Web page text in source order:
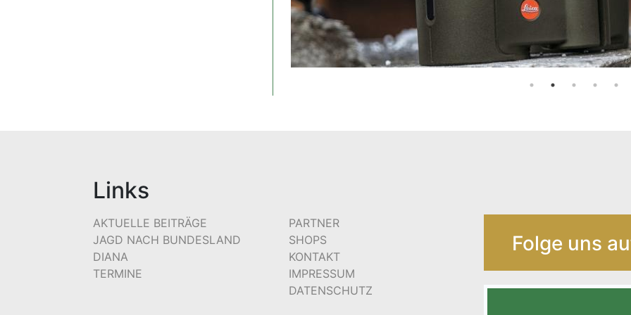
Links
AKTUELLE BEITRÄGE
JAGD NACH BUNDESLAND
DIANA
TERMINE
PARTNER
SHOPS
KONTAKT
IMPRESSUM
DATENSCHUTZ
Folge uns